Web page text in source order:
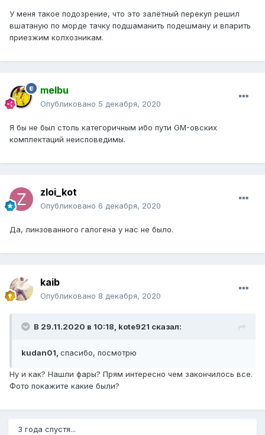
У меня такое подозрение, что это залётный перекуп решил
вшатаную по морде тачку подшаманить подешману и впарить
приезжим колхозникам.
melbu
Опубликовано 5 декабря, 2020
Я бы не был столь категоричным ибо пути GM-овских
комплектаций неисповедимы.
zloi_kot
Опубликовано 6 декабря, 2020
Да, линзованного галогена у нас не было.
kaib
Опубликовано 8 декабря, 2020
В 29.11.2020 в 10:18, kote921 сказал:
kudan01, спасибо, посмотрю
Ну и как? Нашли фары? Прям интересно чем закончилось все.
Фото покажите какие были?
3 года спустя...